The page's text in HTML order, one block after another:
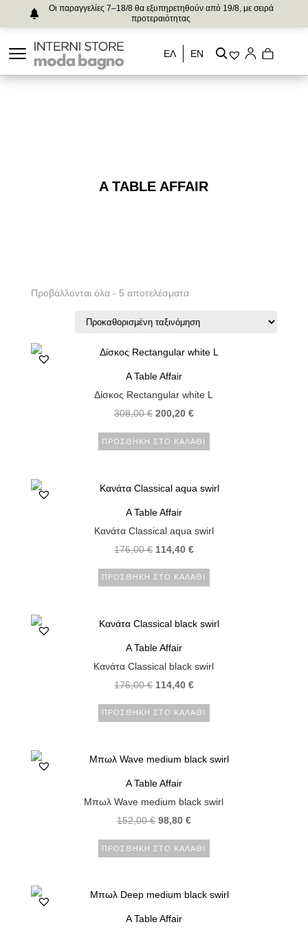
Οι παραγγελίες 7–18/8 θα εξυπηρετηθούν από 19/8, με σειρά
προτεραιότητας
ΕΛ ΕΝ
A TABLE AFFAIR
Προβάλλονται όλα - 5 αποτελέσματα
A Table Affair
Δίσκος Rectangular white L
308,00€ 200,20 €
ΠΡΟΣΘΉΚΗ ΣΤΟ ΚΑΛΆΘΙ
A Table Affair
Κανάτα Classical aqua swirl
176,00€ 114,40 €
ΠΡΟΣΘΉΚΗ ΣΤΟ ΚΑΛΆΘΙ
A Table Affair
Κανάτα Classical black swirl
176,00€ 114,40 €
ΠΡΟΣΘΉΚΗ ΣΤΟ ΚΑΛΆΘΙ
A Table Affair
Μπωλ Wave medium black swirl
152,00€ 98,80 €
ΠΡΟΣΘΉΚΗ ΣΤΟ ΚΑΛΆΘΙ
A Table Affair